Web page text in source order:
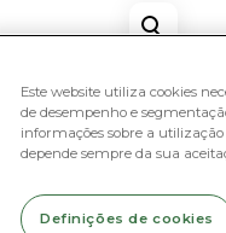
Este website utiliza cookies
de desempenho e
informações sobre a utilização
depende sempre da sua
Definições de cookies